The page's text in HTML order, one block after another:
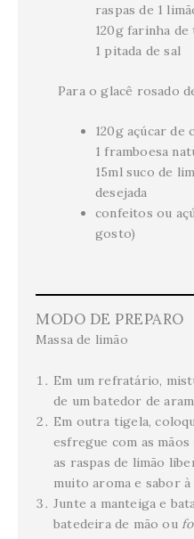
raspas de 1
120g farinha
1 pitada de sal
Para o glacê rosado
120g açúcar de
1 framboesa
15ml suco de
desejada
confeitos ou
gosto)
MODO DE PREPARO
Massa de limão
Em um refratário,
de um batedor de
Em outra tigela,
esfregue com as
as raspas de limão
muito aroma e sabor à
Junte a manteiga e
batedeira de mão ou